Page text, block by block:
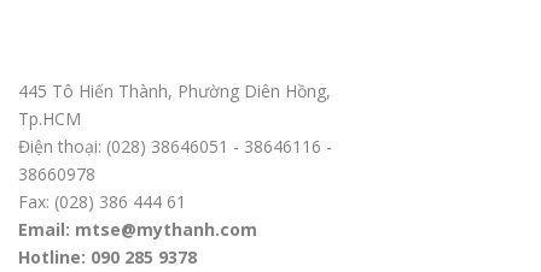
445 Tô Hiến Thành, Phường Diên Hồng,
Tp.HCM
Điện thoại: (028) 38646051 - 38646116 -
38660978
Fax: (028) 386 444 61
Email: mtse@mythanh.com
Hotline: 090 285 9378